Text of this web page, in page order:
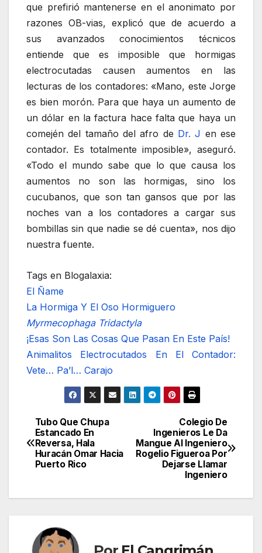
que prefirió mantenerse en el anonimato por
razones OB-vias, explicó que de acuerdo a
sus avanzados conocimientos técnicos
entiende que es imposible que hormigas
electrocutadas causen aumentos en las
lecturas de los contadores: «Mano, este Jorge
es bien morón. Para que haya un aumento de
un dólar en la factura hace falta que haya un
comején del tamaño del afro de Dr. J en ese
contador. Es totalmente imposible», aseguró.
«Todo el mundo sabe que lo que causa los
aumentos no son las hormigas, sino los
cucubanos, que son tan gansos que por las
noches van a los contadores a cargar sus
bombillas sin que nadie se dé cuenta», nos dijo
nuestra fuente.
Tags en Blogalaxia:
El Ñame
La Hormiga Y El Oso Hormiguero
Myrmecophaga Tridactyla
¡Esas Son Las Cosas Que Pasan En Este País!
Animalitos Electrocutados En El Contador:
Vete… Pa’l… Carajo
Navegación
de
Colegio De
Ingenieros Le Da
Mangue Al Ingeniero
Rogelio Figueroa Por
Dejarse Llamar
Ingeniero
Tubo Que Chupa
Estancado En
Reversa, Hala
Huracán Omar Hacia
Puerto Rico